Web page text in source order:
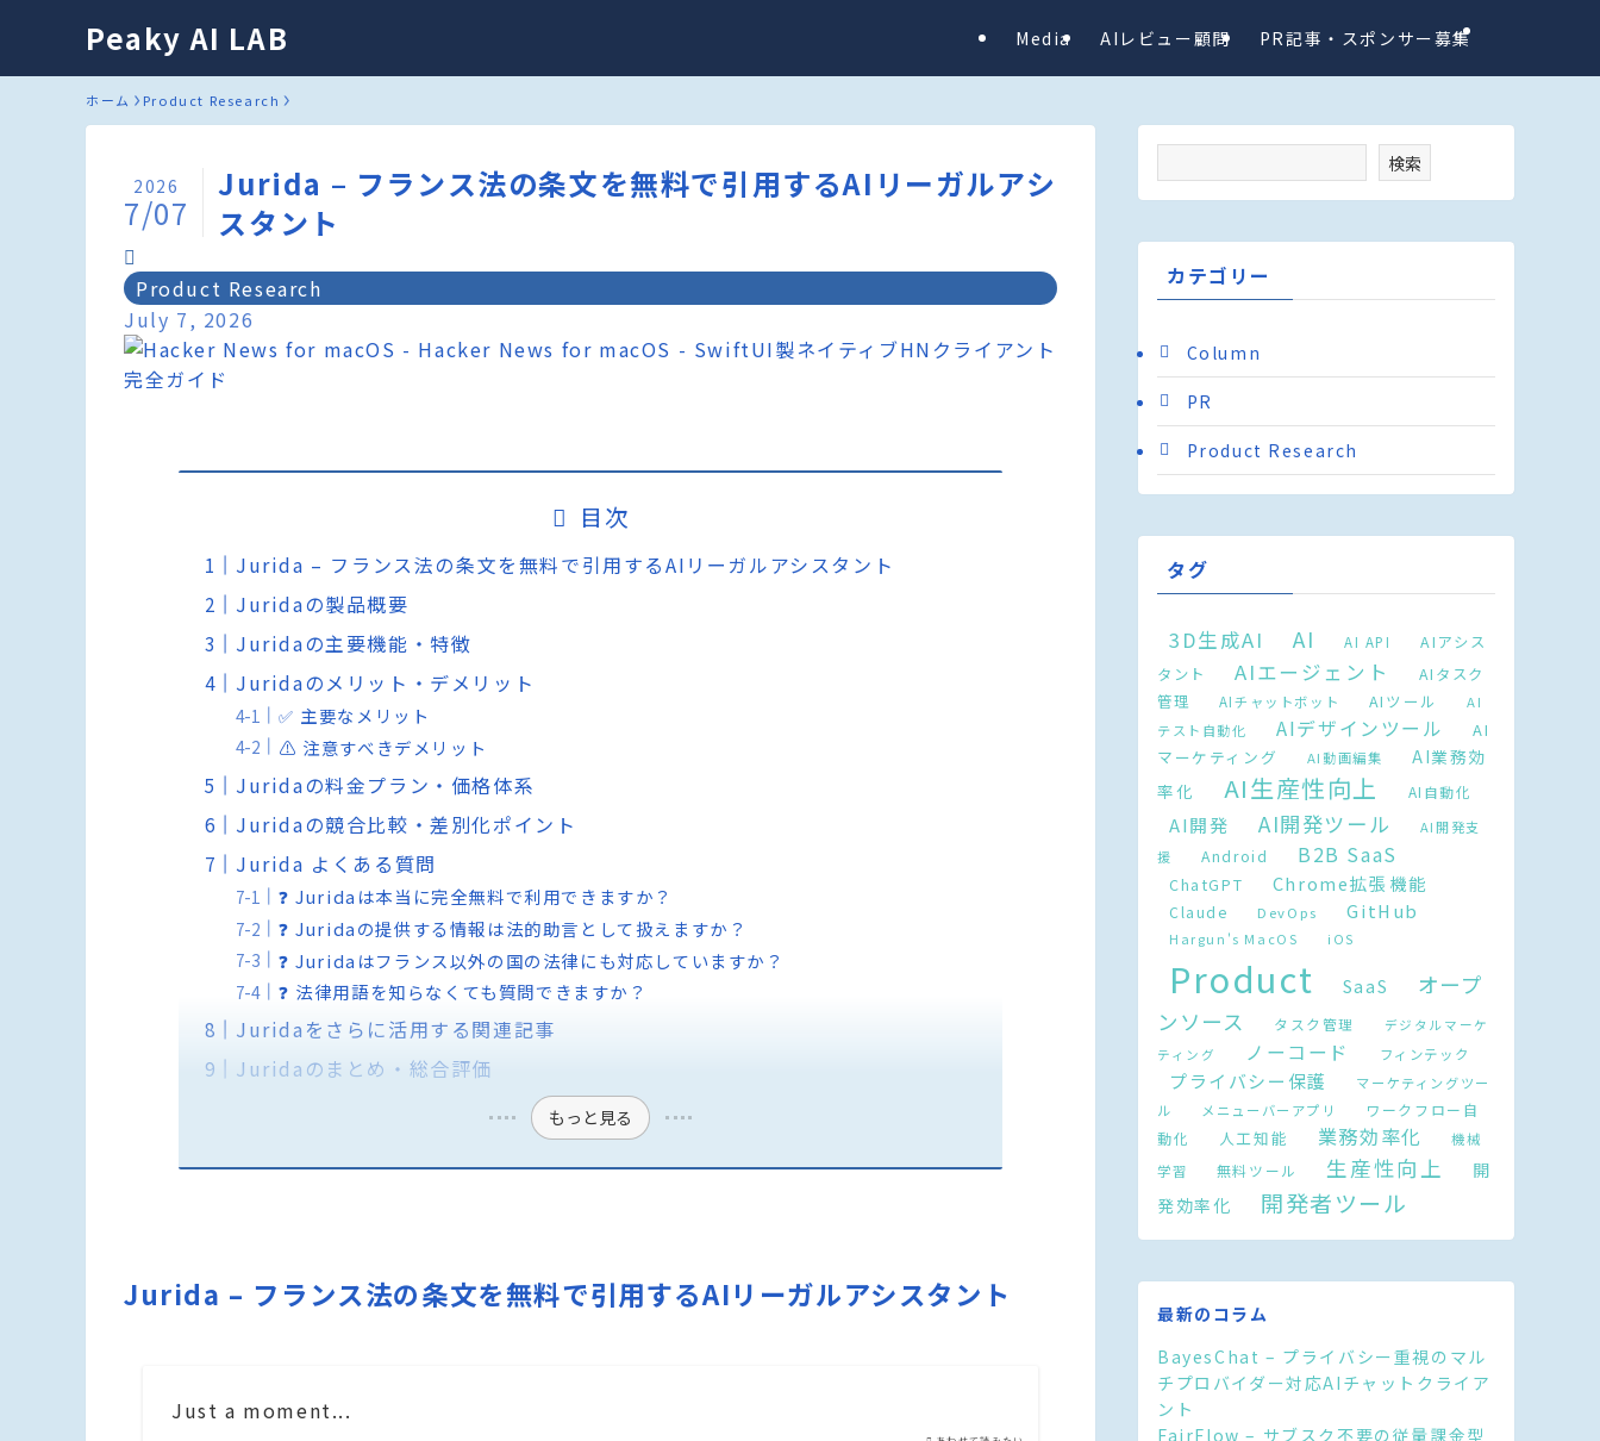
Peaky AI LAB Media AIレビュー顧問 PR記事・スポンサー募集
ホーム Product Research
Jurida – フランス法の条文を無料で引用するAIリーガルアシ
スタント
2026
7/07
Product Research
July 7, 2026
目次
Jurida – フランス法の条文を無料で引用するAIリーガルアシスタント
Juridaの製品概要
Juridaの主要機能・特徴
Juridaのメリット・デメリット
✅ 主要なメリット
⚠️ 注意すべきデメリット
Juridaの料金プラン・価格体系
Juridaの競合比較・差別化ポイント
Jurida よくある質問
❓ Juridaは本当に完全無料で利用できますか？
❓ Juridaの提供する情報は法的助言として扱えますか？
❓ Juridaはフランス以外の国の法律にも対応していますか？
❓ 法律用語を知らなくても質問できますか？
Juridaをさらに活用する関連記事
Juridaのまとめ・総合評価
もっと見る
Jurida – フランス法の条文を無料で引用するAIリーガルアシスタント
Just a moment...
検索
カテゴリー
Column
PR
Product Research
タグ
3D生成AI AI AI API
AIアシス
タント
AIエージェント
AIタスク
管理
AIチャットボット AIツール
AI
テスト自動化
AIデザインツール
AI
マーケティング
AI動画編集
AI業務効
率化
AI生産性向上 AI自動化
AI開発 AI開発ツール
AI開発支
援
Android B2B SaaS
ChatGPT Chrome拡張機能
Claude DevOps GitHub
Hargun's MacOS iOS
Product SaaS
オープ
ンソース
タスク管理
デジタルマーケ
ティング
ノーコード フィンテック
プライバシー保護
マーケティングツー
ル
メニューバーアプリ
ワークフロー自
動化
人工知能 業務効率化
機械
学習
無料ツール 生産性向上
開
発効率化
開発者ツール
最新のコラム
BayesChat – プライバシー重視のマル
チプロバイダー対応AIチャットクライア
ント
FairFlow – サブスク不要の従量課金型